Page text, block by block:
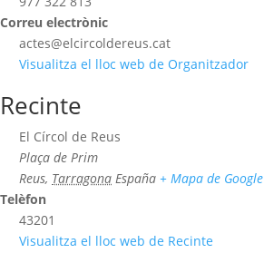
Correu electrònic
actes@elcircoldereus.cat
Visualitza el lloc web de Organitzador
Recinte
El Círcol de Reus
Plaça de Prim
Reus, Tarragona España + Mapa de Google
Telèfon
43201
Visualitza el lloc web de Recinte